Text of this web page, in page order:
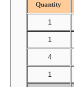
Quantity
1
1
4
1